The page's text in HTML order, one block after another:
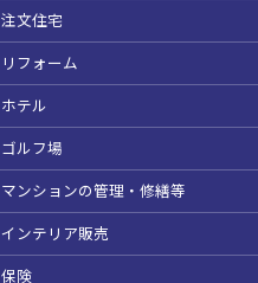
注文住宅
リフォーム
ホテル
ゴルフ場
マンションの管理・修繕等
インテリア販売
保険